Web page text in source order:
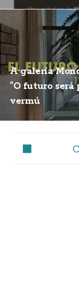
A galería
"O futuro será
vermú